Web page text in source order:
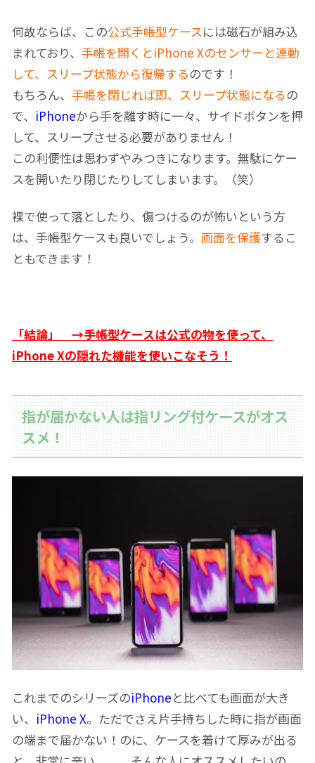
何故ならば、この公式手帳型ケースには磁石が組み込
まれており、 手帳を開くとiPhone Xのセンサーと連動
して、スリープ状態から復帰するのです！
もちろん、 手帳を閉じれば即、スリープ状態になるの
で、 iPhoneから手を離す時に一々、サイドボタンを押
して、スリープさせる必要がありません！
この利便性は思わずやみつきになります。無駄にケー
スを開いたり閉じたりしてしまいます。（笑）
裸で使って落としたり、傷つけるのが怖いという方
は、手帳型ケースも良いでしょう。 画面を保護するこ
ともできます！
「結論」 →手帳型ケースは公式の物を使って、
iPhone Xの隠れた機能を使いこなそう！
指が届かない人は指リング付ケースがオス
スメ！
これまでのシリーズのiPhoneと比べても画面が大き
い、 iPhone X。ただでさえ片手持ちした時に指が画面
の端まで届かない！のに、ケースを着けて厚みが出る